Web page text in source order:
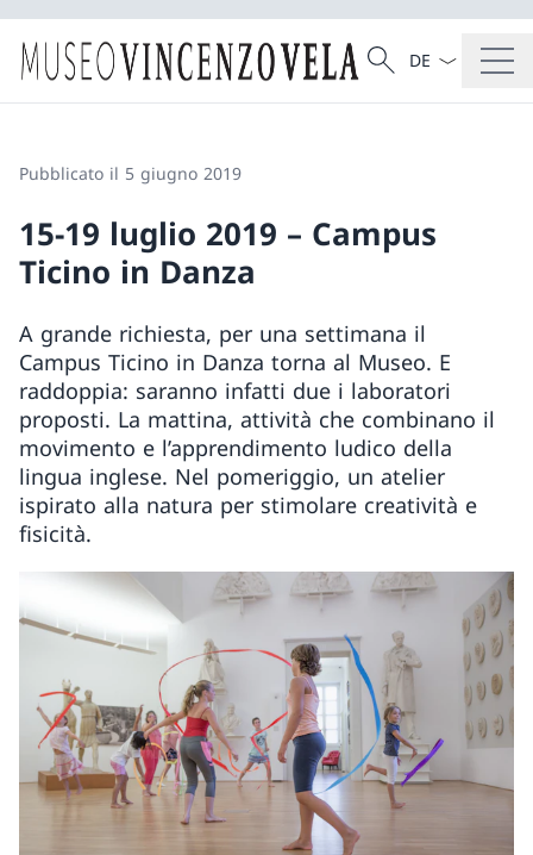
Cercare
Ricerca
Dal menu a
Pubblicato il 5 giugno 2019
15-19 luglio 2019 – Campus
Ticino in Danza
A grande richiesta, per una settimana il
Campus Ticino in Danza torna al Museo. E
raddoppia: saranno infatti due i laboratori
proposti. La mattina, attività che combinano il
movimento e l’apprendimento ludico della
lingua inglese. Nel pomeriggio, un atelier
ispirato alla natura per stimolare creatività e
fisicità.